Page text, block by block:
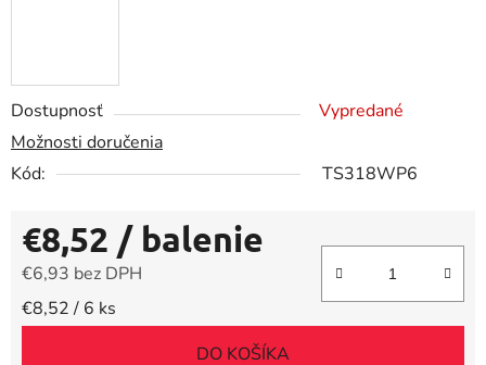
Dostupnosť
Vypredané
Možnosti doručenia
Kód:
TS318WP6
€8,52 / balenie
€6,93 bez DPH
Jednotková cena:
€8,52 / 6 ks
DO KOŠÍKA